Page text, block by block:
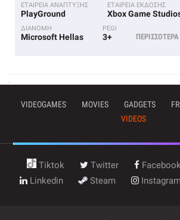
ΕΤΑΙΡΕΙΑ ΑΝΑΠΤΥΞΗΣ
PlayGround
ΕΤΑΙΡΕΙΑ ΕΚΔΟΣΗΣ
Xbox Game
ΔΙΑΝΟΜΗ
Microsoft Hellas
PEGI
3+ ΠΕΡΙΣΣΟΤΕΡΑ
VIDEOGAMES MOVIES GADGETS
VIDEOS
Tiktok Twitter
Linkedin
Steam Instagram